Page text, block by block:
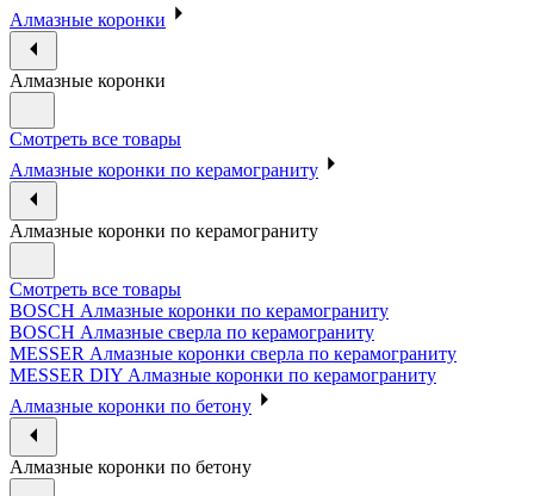
Алмазные коронки
Алмазные коронки
Смотреть все товары
Алмазные коронки по керамограниту
Алмазные коронки по керамограниту
Смотреть все товары
BOSCH Алмазные коронки по керамограниту
BOSCH Алмазные сверла по керамограниту
MESSER Алмазные коронки сверла по керамограниту
MESSER DIY Алмазные коронки по керамограниту
Алмазные коронки по бетону
Алмазные коронки по бетону